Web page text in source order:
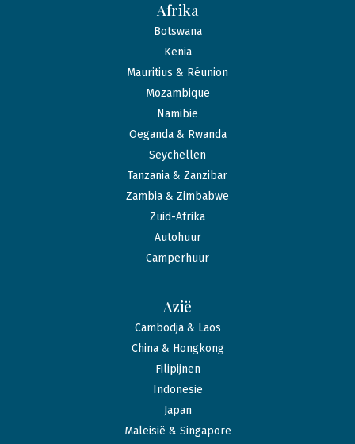
Afrika
Botswana
Kenia
Mauritius & Réunion
Mozambique
Namibië
Oeganda & Rwanda
Seychellen
Tanzania & Zanzibar
Zambia & Zimbabwe
Zuid-Afrika
Autohuur
Camperhuur
Azië
Cambodja & Laos
China & Hongkong
Filipijnen
Indonesië
Japan
Maleisië & Singapore